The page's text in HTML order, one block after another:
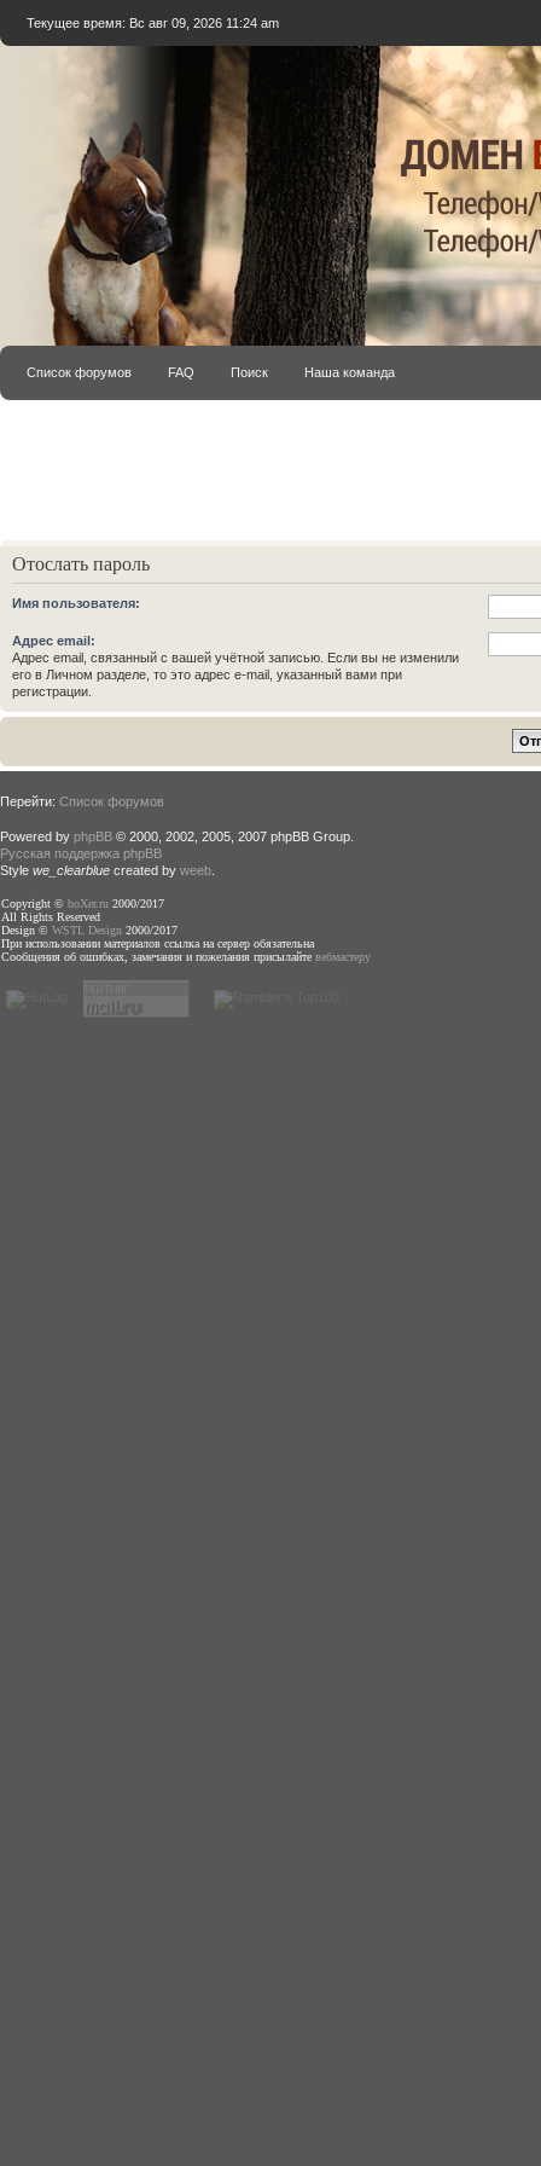
Текущее время: Вс авг 09, 2026 11:24 am
Список форумов FAQ Поиск Наша команда
Отослать пароль
Имя пользователя:
Адрес email:
Адрес email, связанный с вашей учётной записью. Если вы не изменили
его в Личном разделе, то это адрес e-mail, указанный вами при
регистрации.
Перейти: Список форумов
Powered by phpBB © 2000, 2002, 2005, 2007 phpBB Group.
Русская поддержка phpBB
Style we_clearblue created by weeb
Copyright © boXer.ru 2000/2017
All Rights Reserved
Design © WSTL Design 2000/2017
При использовании материалов ссылка на сервер обязательна
Сообщения об ошибках, замечания и пожелания присылайте вебмастеру